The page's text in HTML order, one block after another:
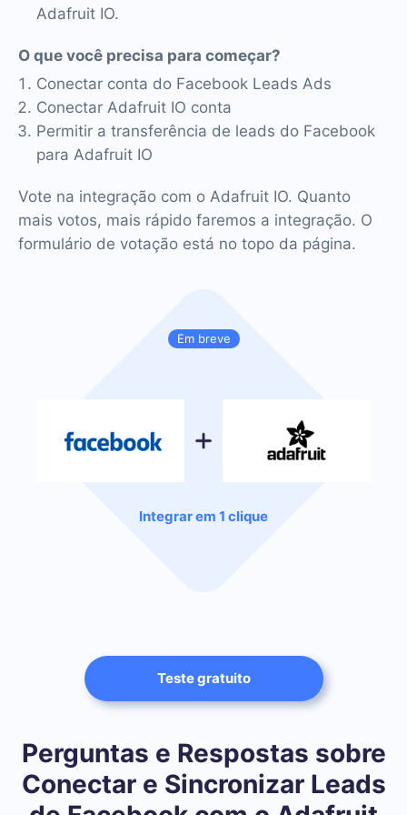
Em breve
Integrar em 1 clique
Adafruit IO.
O que você precisa para começar?
Conectar conta do Facebook Leads Ads
Conectar Adafruit IO conta
Permitir a transferência de leads do Facebook
para Adafruit IO
Vote na integração com o Adafruit IO. Quanto
mais votos, mais rápido faremos a integração. O
formulário de votação está no topo da página.
Teste gratuito
Perguntas e Respostas sobre
Conectar e Sincronizar Leads